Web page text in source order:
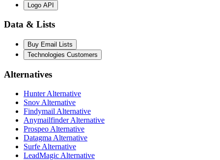
Logo API
Data & Lists
Buy Email Lists
Technologies Customers
Alternatives
Hunter Alternative
Snov Alternative
Findymail Alternative
Anymailfinder Alternative
Prospeo Alternative
Datagma Alternative
Surfe Alternative
LeadMagic Alternative